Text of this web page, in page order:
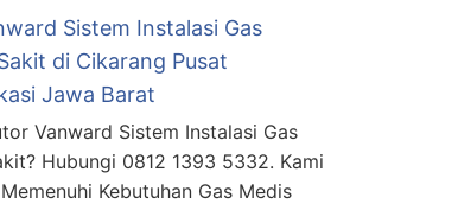
Sistem Instalasi Gas
di Cikarang Pusat
Jawa Barat
Vanward Sistem Instalasi Gas
Hubungi 0812 1393 5332. Kami
Kebutuhan Gas Medis